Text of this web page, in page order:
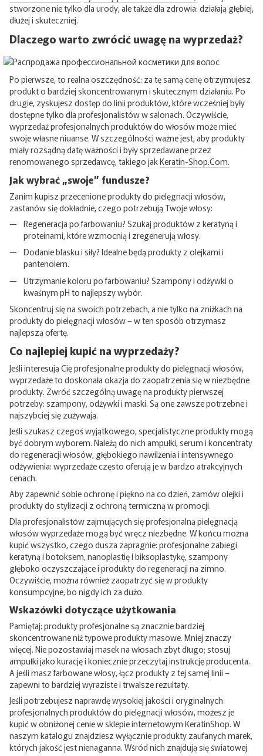
stworzone nie tylko dla urody, ale także dla zdrowia: działają głębiej,
dłużej i skuteczniej.
Dlaczego warto zwrócić uwagę na wyprzedaż?
Po pierwsze, to realna oszczędność: za tę samą cenę otrzymujesz
produkt o bardziej skoncentrowanym i skutecznym działaniu. Po
drugie, zyskujesz dostęp do linii produktów, które wcześniej były
dostępne tylko dla profesjonalistów w salonach. Oczywiście,
wyprzedaż profesjonalnych produktów do włosów może mieć
swoje własne niuanse. W szczególności ważne jest, aby produkty
miały rozsądną datę ważności i były sprzedawane przez
renomowanego sprzedawcę, takiego jak Keratin-Shop.Com.
Jak wybrać „swoje” fundusze?
Zanim kupisz przecenione produkty do pielęgnacji włosów,
zastanów się dokładnie, czego potrzebują Twoje włosy:
Regeneracja po farbowaniu? Szukaj produktów z keratyną i
proteinami, które wzmocnią i zregenerują włosy.
Dodanie blasku i siły? Idealne będą produkty z olejkami i
pantenolem.
Utrzymanie koloru po farbowaniu? Szampony i odżywki o
kwaśnym pH to najlepszy wybór.
Skoncentruj się na swoich potrzebach, a nie tylko na zniżkach na
produkty do pielęgnacji włosów – w ten sposób otrzymasz
najlepszą ofertę.
Co najlepiej kupić na wyprzedaży?
Jeśli interesują Cię profesjonalne produkty do pielęgnacji włosów,
wyprzedaże to doskonała okazja do zaopatrzenia się w niezbędne
produkty. Zwróć szczególną uwagę na produkty pierwszej
potrzeby: szampony, odżywki i maski. Są one zawsze potrzebne i
najszybciej się zużywają.
Jeśli szukasz czegoś wyjątkowego, specjalistyczne produkty mogą
być dobrym wyborem. Należą do nich ampułki, serum i koncentraty
do regeneracji włosów, głębokiego nawilżenia i intensywnego
odżywienia: wyprzedaże często oferują je w bardzo atrakcyjnych
cenach.
Aby zapewnić sobie ochronę i piękno na co dzień, zamów olejki i
produkty do stylizacji z ochroną termiczną w promocji.
Dla profesjonalistów zajmujących się profesjonalną pielęgnacją
włosów wyprzedaże mogą być wręcz niezbędne. W końcu można
kupić wszystko, czego dusza zapragnie: profesjonalne zabiegi
keratyną i botoksem, nanoplastię i biksoplastykę, szampony
głęboko oczyszczające i produkty do regeneracji na zimno.
Oczywiście, można również zaopatrzyć się w produkty
konsumpcyjne, bo nigdy ich za dużo.
Wskazówki dotyczące użytkowania
Pamiętaj: produkty profesjonalne są znacznie bardziej
skoncentrowane niż typowe produkty masowe. Mniej znaczy
więcej. Nie pozostawiaj masek na włosach zbyt długo; stosuj
ampułki jako kurację i koniecznie przeczytaj instrukcję producenta.
A jeśli masz farbowane włosy, łącz produkty z tej samej linii –
zapewni to bardziej wyraziste i trwalsze rezultaty.
Jeśli potrzebujesz naprawdę wysokiej jakości i oryginalnych
profesjonalnych produktów do pielęgnacji włosów, możesz je
kupić w obniżonej cenie w sklepie internetowym KeratinShop. W
naszym katalogu znajdziesz wyłącznie produkty zaufanych marek,
których jakość jest nienaganna. Wśród nich znajdują się światowej